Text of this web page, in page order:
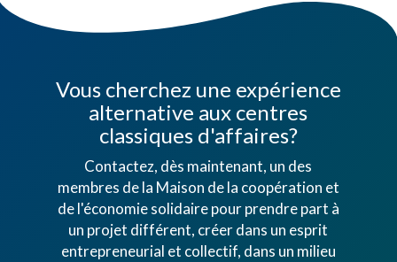
Vous cherchez une expérience
alternative aux centres
classiques d'affaires?
Contactez, dès maintenant, un des
membres de la Maison de la coopération et
de l'économie solidaire pour prendre part à
un projet différent, créer dans un esprit
entrepreneurial et collectif, dans un milieu